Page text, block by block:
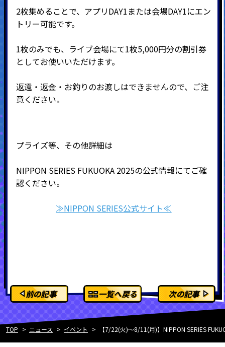
2枚集めることで、アプリDAY1または会場DAY1にエン
トリー可能です。
1枚のみでも、ライブ会場にて1枚5,000円分の割引券
としてお使いいただけます。
返還・返金・お釣りのお渡しはできませんので、ご注
意ください。
プライズ等、その他詳細は
NIPPON SERIES FUKUOKA 2025の公式情報にてご確
認ください。
≫NIPPON SERIES公式サイト≪
前の記事 一覧へ戻る 次の記事
TOP ニュース イベント 【7/22(火)～8/11(月)】NIPPON SERIES